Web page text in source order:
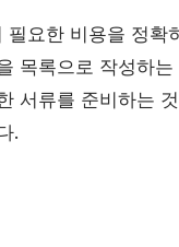
요한 비용을 정
목록으로 작성하
서류를 준비하는
.